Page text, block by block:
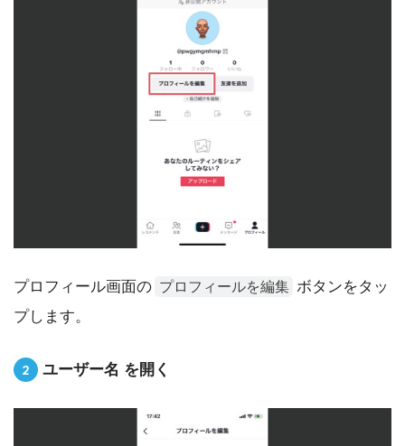
プロフィール画面の プロフィールを編集 ボタンをタッ
プします。
2 ユーザー名 を開く